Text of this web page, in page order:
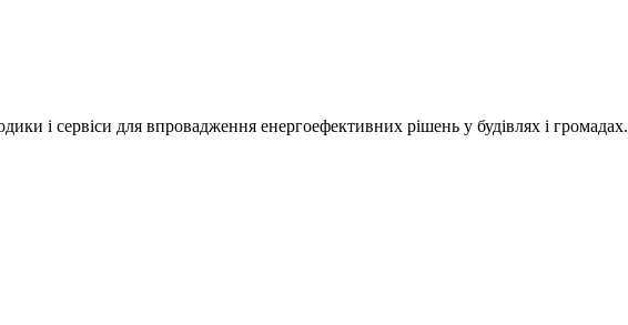
і сервіси для впровадження енергоефективних рішень у будівлях і громадах.